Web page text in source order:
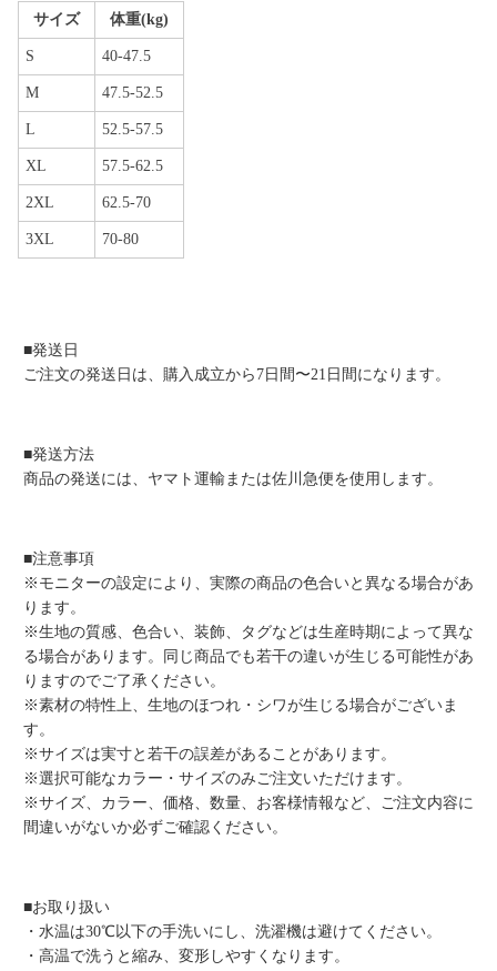
サイズ 体重(kg)
S 40-47.5
M 47.5-52.5
L 52.5-57.5
XL 57.5-62.5
2XL 62.5-70
3XL 70-80
■発送日
ご注文の発送日は、購入成立から7日間〜21日間になります。
■発送方法
商品の発送には、ヤマト運輸または佐川急便を使用します。
■注意事項
※モニターの設定により、実際の商品の色合いと異なる場合があ
ります。
※生地の質感、色合い、装飾、タグなどは生産時期によって異な
る場合があります。同じ商品でも若干の違いが生じる可能性があ
りますのでご了承ください。
※素材の特性上、生地のほつれ・シワが生じる場合がございま
す。
※サイズは実寸と若干の誤差があることがあります。
※選択可能なカラー・サイズのみご注文いただけます。
※サイズ、カラー、価格、数量、お客様情報など、ご注文内容に
間違いがないか必ずご確認ください。
■お取り扱い
・水温は30℃以下の手洗いにし、洗濯機は避けてください。
・高温で洗うと縮み、変形しやすくなります。